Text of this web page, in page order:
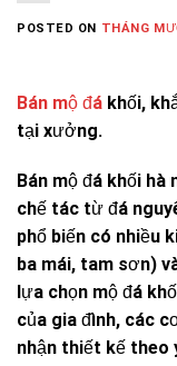
POSTED ON THÁNG
Bán mộ đá khối,
tại xưởng.
Bán mộ đá khối hà
chế tác từ đá
phổ biến có nhiều
ba mái, tam sơn)
lựa chọn mộ đá
của gia đình, các
nhận thiết kế theo